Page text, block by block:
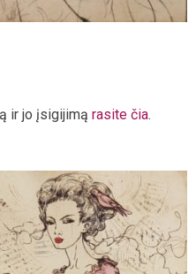
ir jo įsigijimą rasite čia.